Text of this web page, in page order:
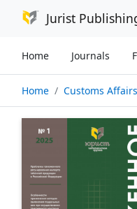
Jurist
Home Journals
Home Customs